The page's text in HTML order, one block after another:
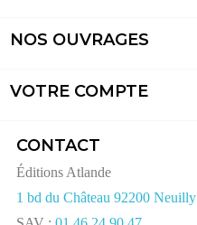
NOS OUVRAGES
VOTRE COMPTE
CONTACT
Éditions Atlande
1 bd du Château 92200 Neuilly